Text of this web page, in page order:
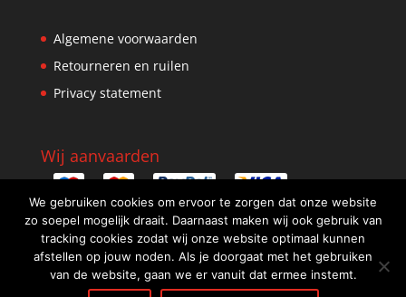
Algemene voorwaarden
Retourneren en ruilen
Privacy statement
Wij aanvaarden
We gebruiken cookies om ervoor te zorgen dat onze website
zo soepel mogelijk draait. Daarnaast maken wij ook gebruik van
tracking cookies zodat wij onze website optimaal kunnen
afstellen op jouw noden. Als je doorgaat met het gebruiken
van de website, gaan we er vanuit dat ermee instemt.